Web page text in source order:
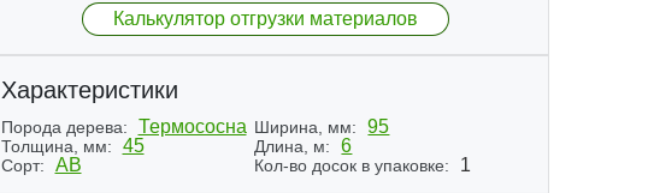
Калькулятор отгрузки материалов
Характеристики
Порода дерева: Термососна Ширина, мм: 95
Толщина, мм: 45 Длина, м: 6
Сорт: АВ Кол-во досок в упаковке: 1